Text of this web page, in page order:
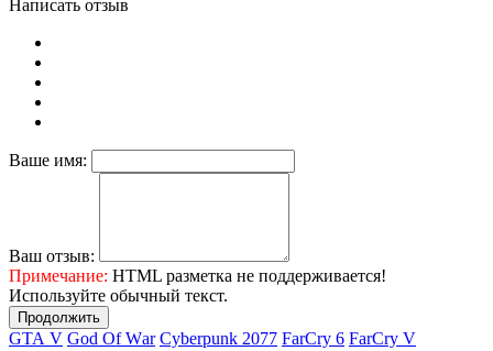
Написать отзыв
Ваше имя:
Ваш отзыв:
Примечание: HTML разметка не поддерживается!
Используйте обычный текст.
Продолжить
GТА V Gоd Оf Wаr Cyberpunk 2077 FаrСry 6 FarCry V